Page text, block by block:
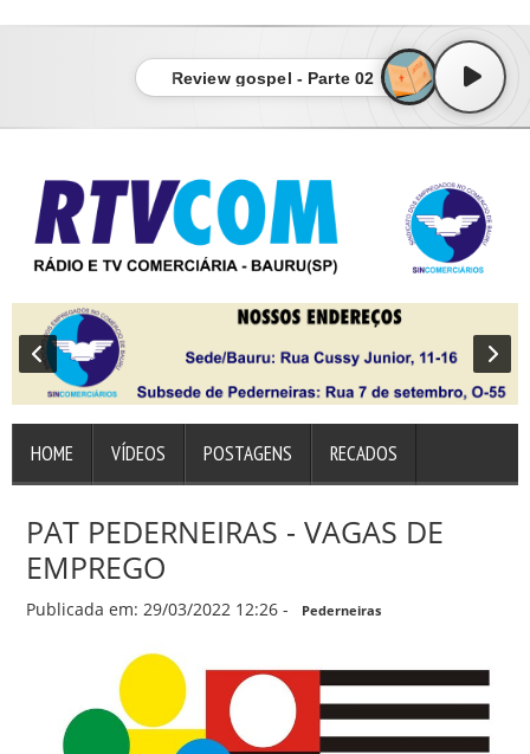
Review gospel - Parte 02
HOME VÍDEOS POSTAGENS RECADOS
PAT PEDERNEIRAS - VAGAS DE
EMPREGO
Publicada em: 29/03/2022 12:26 - Pederneiras